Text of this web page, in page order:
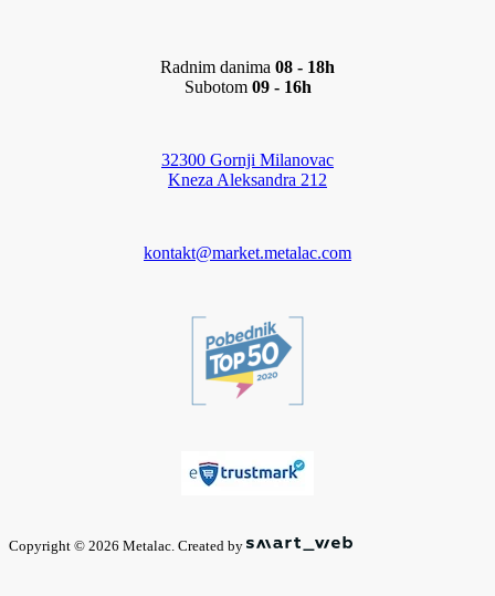
Radnim danima 08 - 18h
Subotom 09 - 16h
32300 Gornji Milanovac
Kneza Aleksandra 212
kontakt@market.metalac.com
Copyright © 2026 Metalac. Created by